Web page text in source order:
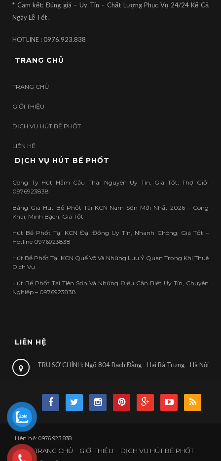
* Cam kết: Đúng giá – Uy Tín – Chất Lượng Phục Vụ 24/24 Kể Cả
Ngày Lễ Tết .
HOTLINE : 0976.923.838
TRANG CHỦ
TRANG CHỦ
GIỚI THIỆU
DỊCH VỤ HÚT BỂ PHỐT
LIÊN HỆ
DỊCH VỤ HÚT BỂ PHỐT
Công Ty Hút Hầm Cầu Thái Nguyên Uy Tín, Giá Tốt, Thợ Giỏi
0976923838
Bảng Giá Hút Bể Phốt Tại KCN Nam Sơn Mới Nhất 2026 – Công
Khai, Minh Bạch, Giá Tốt
Hút Bể Phốt Tại KCN Đại Đồng Uy Tín, Nhanh Chóng, Giá Tốt –
Hotline 0976923838
Hút Bể Phốt Tại KCN Quế Võ Và Những Lưu Ý Quan Trọng Khi Thuê
Dịch Vụ
Hút Bể Phốt Tại Tiên Sơn Và Những Điều Cần Biết Uy Tín, Chuyên
Nghiệp – 0976923838
LIÊN HỆ
TRỤ SỞ CHÍNH: Ngõ 804 Bạch Đằng - Hai Bà Trưng - Hà Nội
Liên hệ: 0976.923.838
TRANG CHỦ GIỚI THIỆU
DỊCH VỤ HÚT BỂ PHỐT